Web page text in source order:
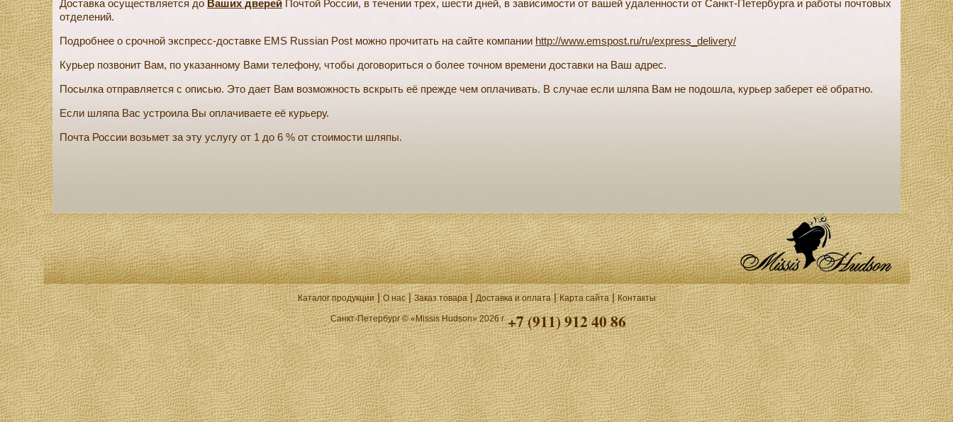
Доставка осуществляется до Ваших дверей Почтой России, в течении трех, шести дней, в зависимости от вашей удаленности от Санкт-Петербурга и работы почтовых
отделений.
Подробнее о срочной экспресс-доставке EMS Russian Post можно прочитать на сайте компании http://www.emspost.ru/ru/express_delivery/
Курьер позвонит Вам, по указанному Вами телефону, чтобы договориться о более точном времени доставки на Ваш адрес.
Посылка отправляется с описью. Это дает Вам возможность вскрыть её прежде чем оплачивать. В случае если шляпа Вам не подошла, курьер заберет её обратно.
Если шляпа Вас устроила Вы оплачиваете её курьеру.
Почта России возьмет за эту услугу от 1 до 6 % от стоимости шляпы.
Каталог продукции|О нас|Заказ товара|Доставка и оплата|Карта сайта|Контакты
Санкт-Петербург © «Missis Hudson» 2026 г +7 (911) 912 40 86